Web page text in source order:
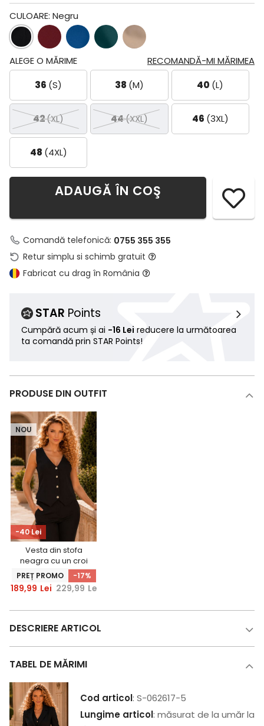
CULOARE: Negru
RECOMANDĂ-MI MĂRIMEA
ALEGE O MĂRIME
36 (S) 38 (M) 40 (L)
42(XL) 44(XXL) 46 (3XL)
48 (4XL)
ADAUGĂ ÎN COŞ
Comandă telefonică: 0755 355 355
Retur simplu si schimb gratuit
Fabricat cu drag în România
STAR Points
Cumpără acum și ai -16 Lei reducere la următoarea
ta comandă prin STAR Points!
PRODUSE DIN OUTFIT
-40 Lei
NOU
Vesta din stofa
neagra cu un croi
usor cambrat si
decolteu in v -
StarShinerS
PREȚ PROMO -17%
189,99 Lei 229,99 Lei
DESCRIERE ARTICOL
TABEL DE MĂRIMI
Cod articol: S-062617-5
Lungime articol: măsurat de la umăr la